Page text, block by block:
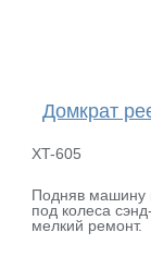
Домкрат
XT-605
Подняв машину
под колеса
мелкий ремонт.